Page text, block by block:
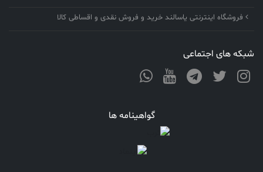
فروشگاه اینترنتی یاسالند خرید و فروش نقدی و اقساطی کالا
شبکه های اجتماعی
گواهینامه ها